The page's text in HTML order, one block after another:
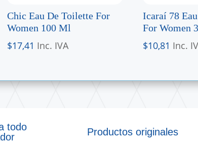
Chic Eau De Toilette For
Women 100 Ml
$17,41 Inc. IVA
Icaraí 78
For Women
$10,81 Inc.
todo
Productos originales